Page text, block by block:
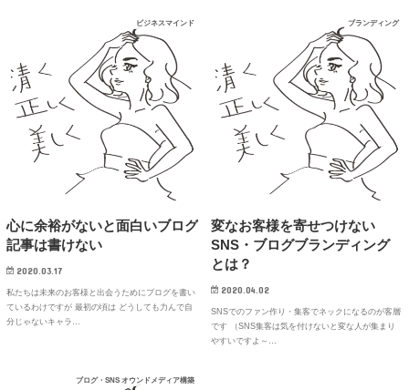
ブランディング
変なお客様を寄せつけない
SNS・ブログブランディング
とは？
2020.04.02
SNSでのファン作り・集客でネックになるのが客層
です （SNS集客は気を付けないと変な人が集まり
やすいですよ～…
ビジネスマインド
心に余裕がないと面白いブログ
記事は書けない
2020.03.17
私たちは未来のお客様と出会うためにブログを書い
ているわけですが 最初の頃は どうしても力んで自
分じゃないキャラ…
ブログ・SNS オウンドメディア構築